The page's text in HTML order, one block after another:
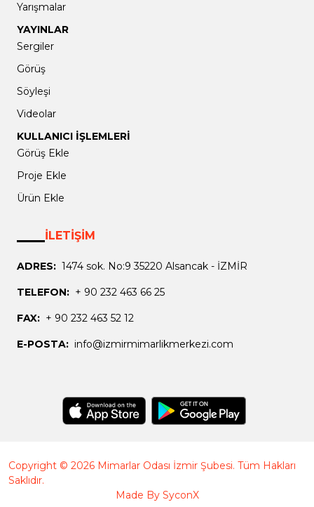
Yarışmalar
YAYINLAR
Sergiler
Görüş
Söyleşi
Videolar
KULLANICI İŞLEMLERİ
Görüş Ekle
Proje Ekle
Ürün Ekle
İLETİŞİM
ADRES: 1474 sok. No:9 35220 Alsancak - İZMİR
TELEFON: + 90 232 463 66 25
FAX: + 90 232 463 52 12
E-POSTA: info@izmirmimarlikmerkezi.com
Copyright © 2026 Mimarlar Odası İzmir Şubesi. Tüm Hakları
Saklıdır.
Made By SyconX